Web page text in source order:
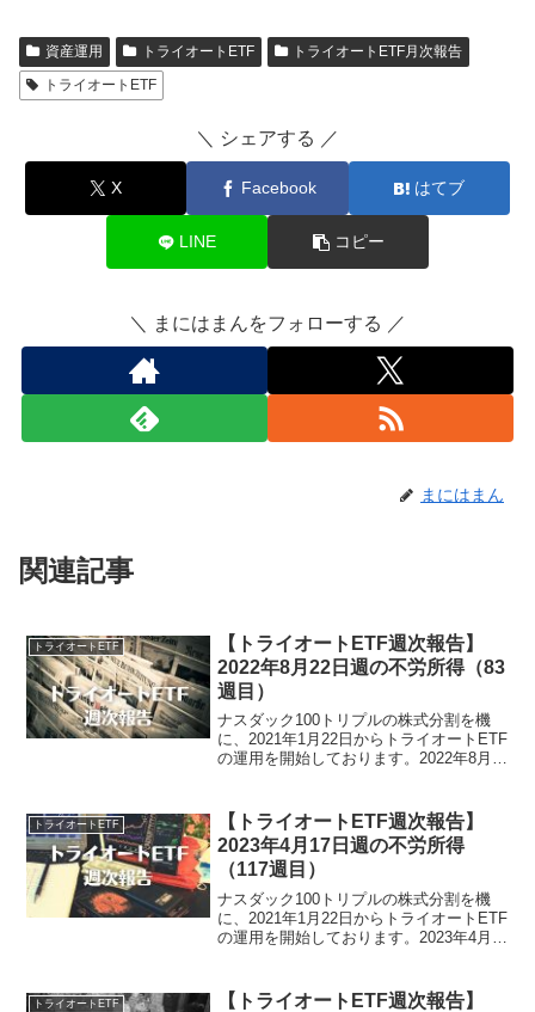
資産運用 トライオートETF
トライオートETF月次報告
トライオートETF
＼ シェアする ／
X Facebook はてブ
LINE コピー
＼ まにはまんをフォローする ／
まにはまん
関連記事
トライオートETF
【トライオートETF週次報告】
2022年8月22日週の不労所得（83
週目）
ナスダック100トリプルの株式分割を機
に、2021年1月22日からトライオートETF
の運用を開始しております。2022年8月
ETF運用実績（83週目）・証拠金預託...
トライオートETF
【トライオートETF週次報告】
2023年4月17日週の不労所得
（117週目）
ナスダック100トリプルの株式分割を機
に、2021年1月22日からトライオートETF
の運用を開始しております。2023年4月
ETF運用実績（117週目）・証拠金預...
トライオートETF
【トライオートETF週次報告】